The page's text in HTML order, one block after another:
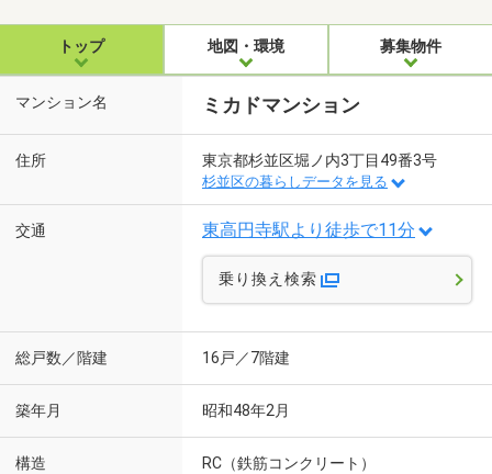
トップ 地図・環境 募集物件
マンション名 ミカドマンション
住所 東京都杉並区堀ノ内3丁目49番3号
杉並区の暮らしデータを見る
交通 東高円寺駅より徒歩で11分
乗り換え検索
総戸数／階建 16戸／7階建
築年月 昭和48年2月
構造 RC（鉄筋コンクリート）